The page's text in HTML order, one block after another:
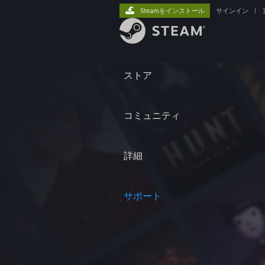
ストア
コミュニティ
詳細
サポート
Steamをインストール サインイン